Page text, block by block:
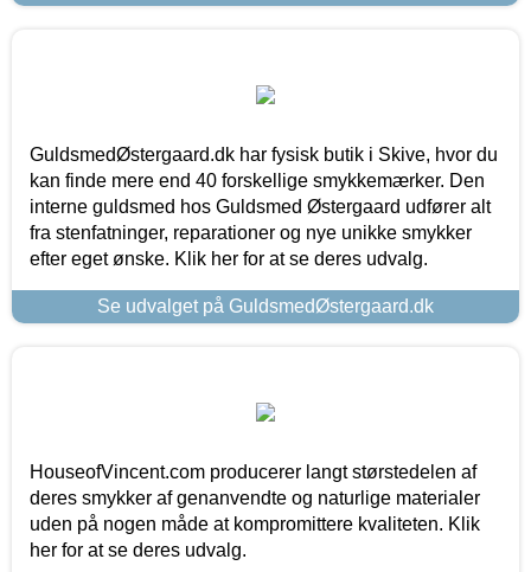
GuldsmedØstergaard.dk har fysisk butik i Skive, hvor du
kan finde mere end 40 forskellige smykkemærker. Den
interne guldsmed hos Guldsmed Østergaard udfører alt
fra stenfatninger, reparationer og nye unikke smykker
efter eget ønske. Klik her for at se deres udvalg.
Se udvalget på GuldsmedØstergaard.dk
HouseofVincent.com producerer langt størstedelen af
deres smykker af genanvendte og naturlige materialer
uden på nogen måde at kompromittere kvaliteten. Klik
her for at se deres udvalg.